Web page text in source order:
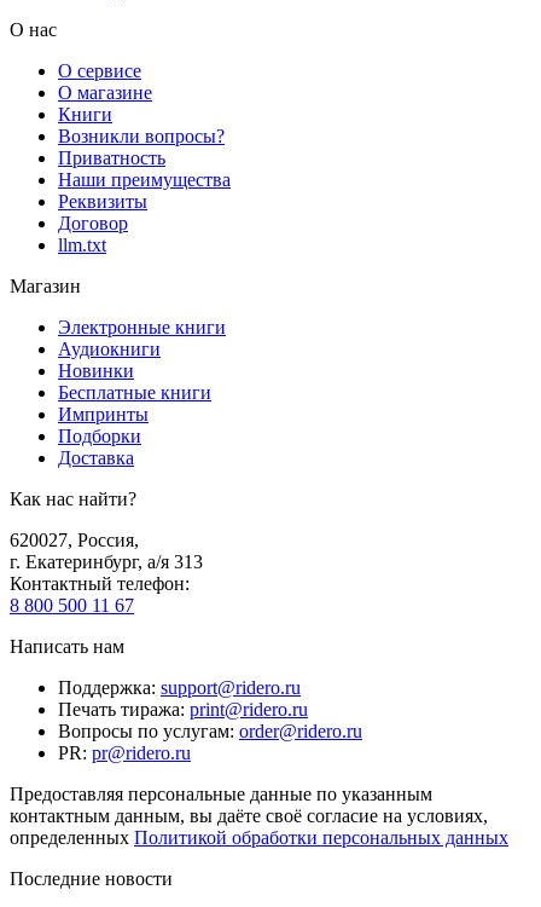
О нас
О сервисе
О магазине
Книги
Возникли вопросы?
Приватность
Наши преимущества
Реквизиты
Договор
llm.txt
Магазин
Электронные книги
Аудиокниги
Новинки
Бесплатные книги
Импринты
Подборки
Доставка
Как нас найти?
620027, Россия,
г. Екатеринбург, а/я 313
Контактный телефон:
8 800 500 11 67
Написать нам
Поддержка: support@ridero.ru
Печать тиража: print@ridero.ru
Вопросы по услугам: order@ridero.ru
PR: pr@ridero.ru
Предоставляя персональные данные по указанным
контактным данным, вы даёте своё согласие на условиях,
определенных Политикой обработки персональных данных
Последние новости